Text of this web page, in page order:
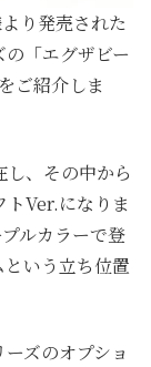
り発売された
「エグザビー
ご紹介しま
、その中から
トVer.になりま
ルカラーで登
いう立ち位置
ズのオプショ